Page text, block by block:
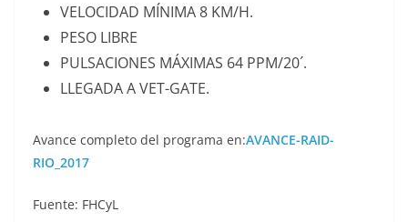
VELOCIDAD MÍNIMA 8 KM/H.
PESO LIBRE
PULSACIONES MÁXIMAS 64 PPM/20´.
LLEGADA A VET-GATE.
Avance completo del programa en:AVANCE-RAID-
RIO_2017
Fuente: FHCyL